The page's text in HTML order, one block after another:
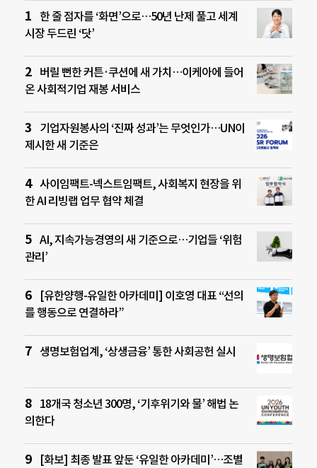
한 줄 점자를 ‘화면’으로…50년 난제 풀고 세계
시장 두드린 ‘닷’
버릴 뻔한 커튼·쿠션에 새 가치…이케아에 들어
온 사회적기업 재봉 서비스
기업자원봉사의 ‘진짜 성과’는 무엇인가…UN이
제시한 새 기준은
사이임팩트-넥스트임팩트, 사회복지 현장을 위
한 AI 리빙랩 업무 협약 체결
AI, 지속가능경영의 새 기준으로…기업들 ‘위험
관리’
[유한양행-유일한 아카데미] 이호영 대표 “선의
를 행동으로 연결하라”
생명보험업계, ‘상생금융’ 통한 사회공헌 실시
18개국 청소년 300명, ‘기후위기와 물’ 해법 논
의한다
[화보] 최종 발표 앞둔 ‘유일한 아카데미’…조별